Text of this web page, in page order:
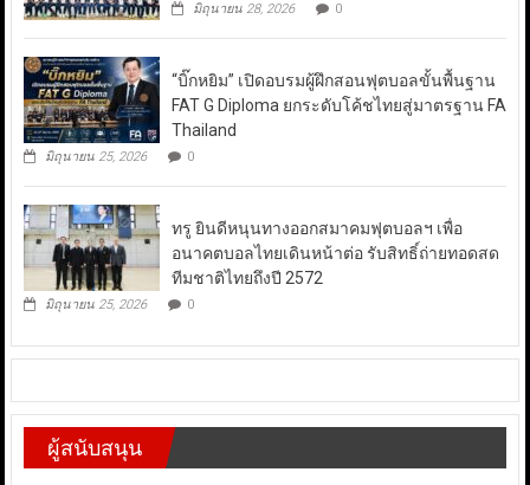
มิถุนายน 28, 2026 0
“บิ๊กหยิม” เปิดอบรมผู้ฝึกสอนฟุตบอลขั้นพื้นฐาน
FAT G Diploma ยกระดับโค้ชไทยสู่มาตรฐาน FA
Thailand
มิถุนายน 25, 2026 0
ทรู ยินดีหนุนทางออกสมาคมฟุตบอลฯ เพื่อ
อนาคตบอลไทยเดินหน้าต่อ รับสิทธิ์ถ่ายทอดสด
ทีมชาติไทยถึงปี 2572
มิถุนายน 25, 2026 0
ผู้สนับสนุน